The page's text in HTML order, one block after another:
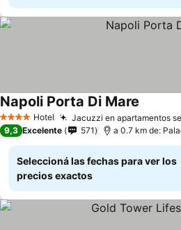
4 EstrellasHotel Jacuzzi en apartamentos
Napoli Porta Di Mare
9,3 Excelente 571 a 0.7 km de:
Seleccioná las fechas para ver los
precios exactos